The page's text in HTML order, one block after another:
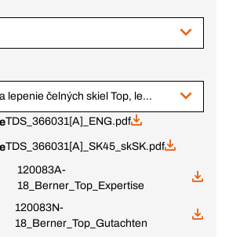
366031 Súprava na lepenie čelných skiel Top, lepidlo v 310 ml kartuši
TDS_366031[A]_ENG.pdf
TDS_366031[A]_SK45_skSK.pdf
120083A-
18_Berner_Top_Expertise
120083N-
18_Berner_Top_Gutachten